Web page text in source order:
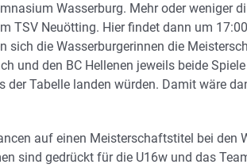
Wasserburg. Mehr oder weniger
TSV Neuötting. Hier findet dann um
sich die Wasserburgerinnen die
und den BC Hellenen jeweils beide
der Tabelle landen würden. Damit wäre
auf einen Meisterschaftstitel bei den
sind gedrückt für die U16w und das